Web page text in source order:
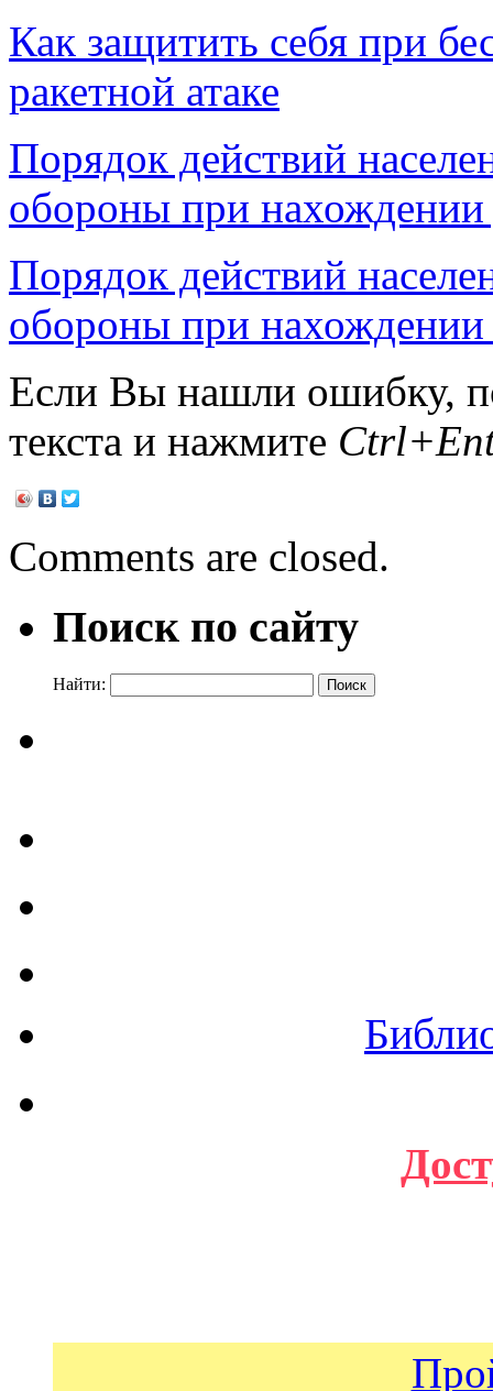
Как защитить себя при
ракетной атаке
Порядок действий
обороны при
Порядок действий
обороны при нахождении
Если Вы нашли ошибку,
текста и нажмите
Comments are closed.
Поиск по сайту
Найти: